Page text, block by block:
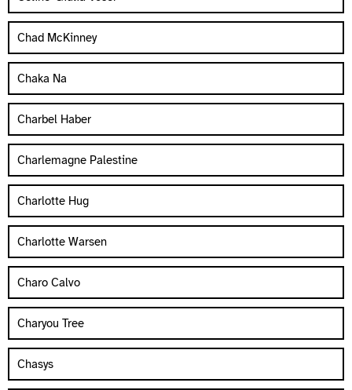
Chad McKinney
Chaka Na
Charbel Haber
Charlemagne Palestine
Charlotte Hug
Charlotte Warsen
Charo Calvo
Charyou Tree
Chasys